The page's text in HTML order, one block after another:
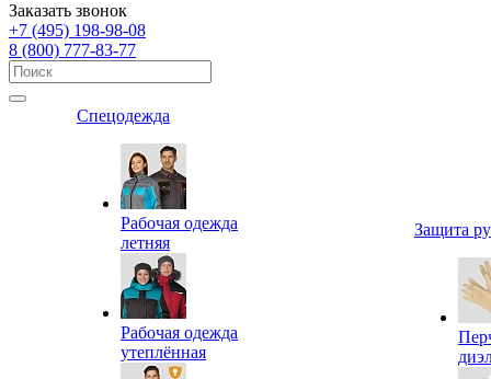
Заказать звонок
+7 (495) 198-98-08
8 (800) 777-83-77
Спецодежда
Рабочая одежда
летняя
Рабочая одежда
утеплённая
Защита